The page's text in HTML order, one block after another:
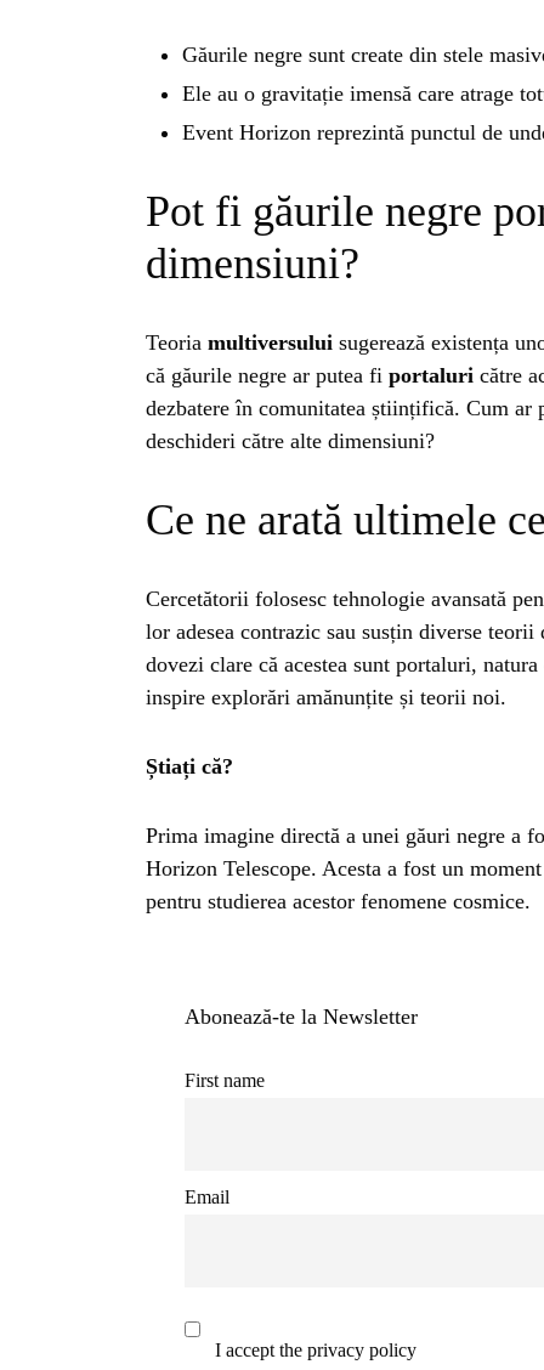
Găurile negre sunt create din stele
Ele au o gravitație imensă care atrage
Event Horizon reprezintă punctul de
Pot fi găurile negre
dimensiuni?
Teoria multiversului sugerează existența
că găurile negre ar putea fi portaluri către
dezbatere în comunitatea științifică. Cum ar
deschideri către alte dimensiuni?
Ce ne arată ultimele
Cercetătorii folosesc tehnologie avansată
lor adesea contrazic sau susțin diverse teorii
dovezi clare că acestea sunt portaluri,
inspire explorări amănunțite și teorii noi.
Știați că?
Prima imagine directă a unei găuri negre a
Horizon Telescope. Acesta a fost un
pentru studierea acestor fenomene cosmice.
Abonează-te la Newsletter
First name
Email
I accept the privacy policy